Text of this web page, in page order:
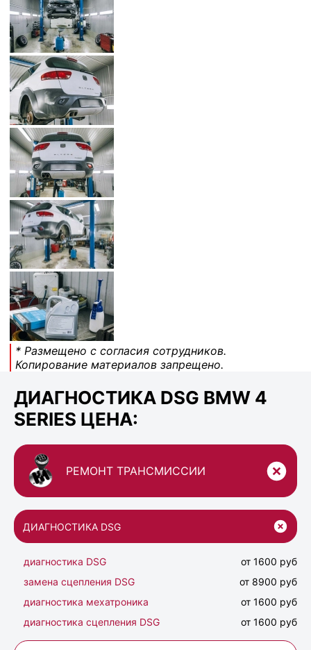
* Размещено с согласия сотрудников.
Копирование материалов запрещено.
ДИАГНОСТИКА DSG BMW 4
SERIES ЦЕНА:
РЕМОНТ ТРАНСМИССИИ
ДИАГНОСТИКА DSG
диагностика DSG
от 1600 руб
замена сцепления DSG
от 8900 руб
диагностика мехатроника
от 1600 руб
диагностика сцепления DSG
от 1600 руб